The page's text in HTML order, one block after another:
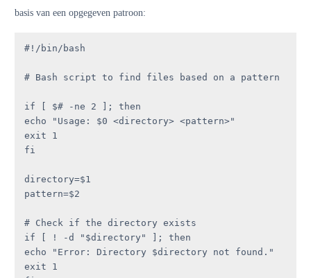
basis van een opgegeven patroon:
#!/bin/bash
# Bash script to find files based on a pattern
if [ $# -ne 2 ]; then
echo "Usage: $0 <directory> <pattern>"
exit 1
fi
directory=$1
pattern=$2
# Check if the directory exists
if [ ! -d "$directory" ]; then
echo "Error: Directory $directory not found."
exit 1